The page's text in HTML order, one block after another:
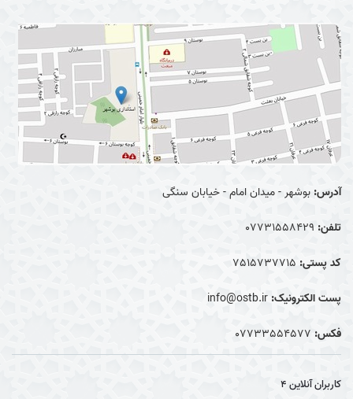
آدرس: بوشهر - میدان امام - خیابان سنگی
تلفن: 07731558429
کد پستی: 7515737715
پست الکترونیک: info@ostb.ir
فکس: 07733554577
کاربران آنلاین4